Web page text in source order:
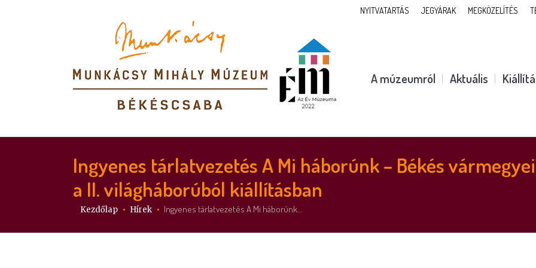
NYITVATARTÁS JEGYÁRAK MEGKÖZELÍTÉS
A múzeumról Aktuális
Ingyenes tárlatvezetés A Mi háborúnk – Békés
a II. világháborúból kiállításban
Itt vagy:
Kezdőlap Hírek Ingyenes tárlatvezetés A Mi háborúnk…